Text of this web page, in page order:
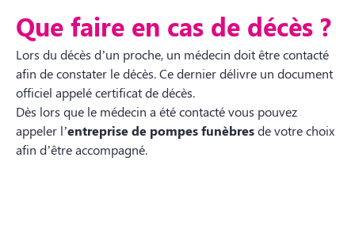
Que faire en cas de décès ?
Lors du décès d’un proche, un médecin doit être contacté
afin de constater le décès. Ce dernier délivre un document
officiel appelé certificat de décès.
Dès lors que le médecin a été contacté vous pouvez
appeler l’entreprise de pompes funèbresde votre choix
afin d’être accompagné.